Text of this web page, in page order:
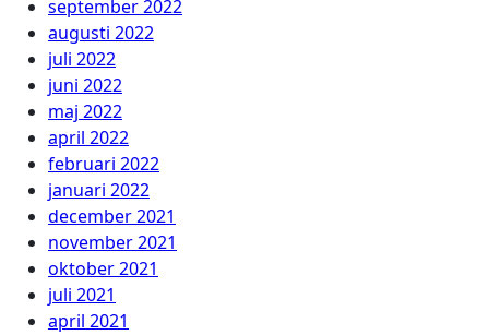
september 2022
augusti 2022
juli 2022
juni 2022
maj 2022
april 2022
februari 2022
januari 2022
december 2021
november 2021
oktober 2021
juli 2021
april 2021